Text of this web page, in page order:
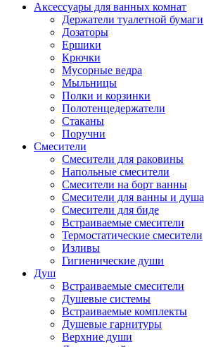
Аксессуары для ванных комнат
Держатели туалетной бумаги
Дозаторы
Ершики
Крючки
Мусорные ведра
Мыльницы
Полки и корзинки
Полотенцедержатели
Стаканы
Поручни
Смесители
Смесители для раковины
Напольные смесители
Смесители на борт ванны
Смесители для ванны и душа
Смесители для биде
Встраиваемые смесители
Термостатические смесители
Изливы
Гигиенические души
Душ
Встраиваемые смесители
Душевые системы
Встраиваемые комплекты
Душевые гарнитуры
Верхние души